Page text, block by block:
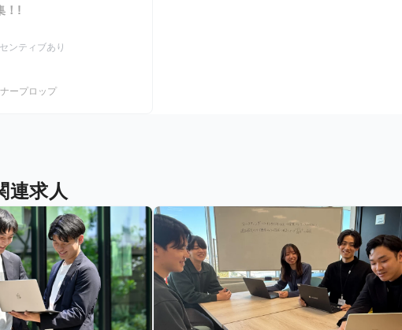
！!
ンティブあり
ープロップ
連求人